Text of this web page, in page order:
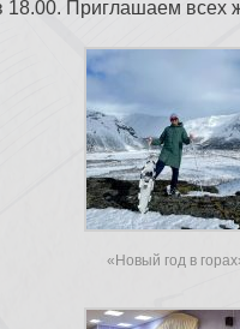
18.00. Приглашаем всех
«Новый год в